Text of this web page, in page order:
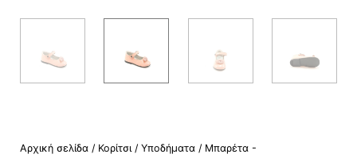
Αρχική σελίδα / Κορίτσι / Υποδήματα / Μπαρέτα -